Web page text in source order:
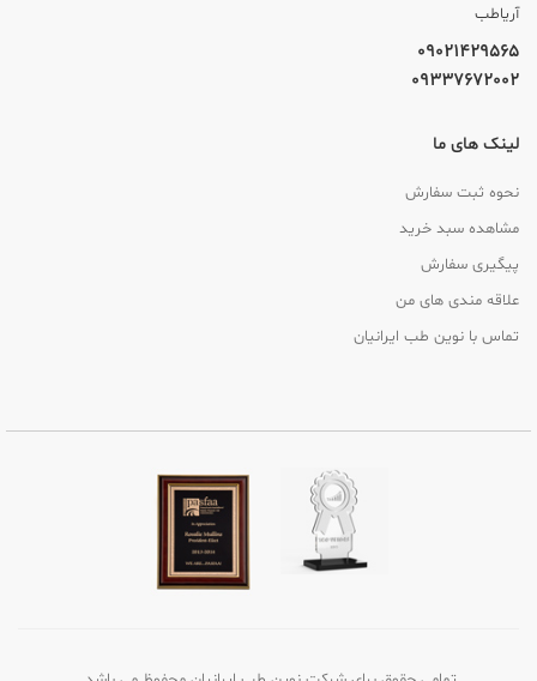
آریاطب
09021429565
09337672002
لینک های ما
نحوه ثبت سفارش
مشاهده سبد خرید
پیگیری سفارش
علاقه مندی های من
تماس با نوین طب ایرانیان